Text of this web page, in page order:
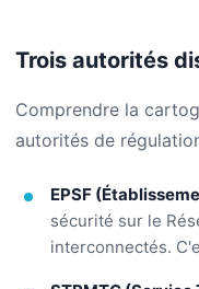
Trois autorités
Comprendre la
autorités de
EPSF
sécurité sur le
interconnectés.